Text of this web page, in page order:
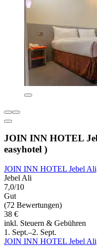
JOIN INN HOTEL
easyhotel )
JOIN INN HOTEL Jebel
Jebel Ali
7,0/10
Gut
(72 Bewertungen)
38 €
inkl. Steuern & Gebühren
1. Sept.–2. Sept.
JOIN INN HOTEL Jebel